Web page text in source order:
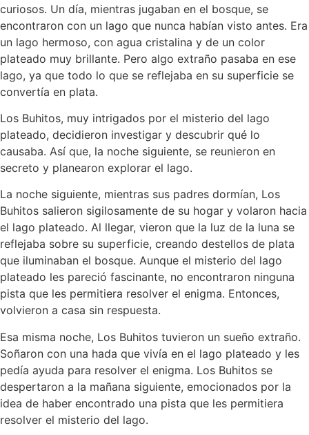
curiosos. Un día, mientras jugaban en el bosque, se
encontraron con un lago que nunca habían visto antes. Era
un lago hermoso, con agua cristalina y de un color
plateado muy brillante. Pero algo extraño pasaba en ese
lago, ya que todo lo que se reflejaba en su superficie se
convertía en plata.
Los Buhitos, muy intrigados por el misterio del lago
plateado, decidieron investigar y descubrir qué lo
causaba. Así que, la noche siguiente, se reunieron en
secreto y planearon explorar el lago.
La noche siguiente, mientras sus padres dormían, Los
Buhitos salieron sigilosamente de su hogar y volaron hacia
el lago plateado. Al llegar, vieron que la luz de la luna se
reflejaba sobre su superficie, creando destellos de plata
que iluminaban el bosque. Aunque el misterio del lago
plateado les pareció fascinante, no encontraron ninguna
pista que les permitiera resolver el enigma. Entonces,
volvieron a casa sin respuesta.
Esa misma noche, Los Buhitos tuvieron un sueño extraño.
Soñaron con una hada que vivía en el lago plateado y les
pedía ayuda para resolver el enigma. Los Buhitos se
despertaron a la mañana siguiente, emocionados por la
idea de haber encontrado una pista que les permitiera
resolver el misterio del lago.